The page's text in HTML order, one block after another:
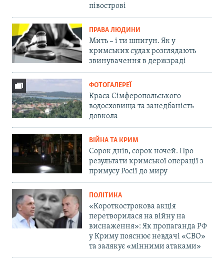
півострові
ПРАВА ЛЮДИНИ
Мить – і ти шпигун. Як у
кримських судах розглядають
звинувачення в держзраді
ФОТОГАЛЕРЕЇ
Краса Сімферопольського
водосховища та занедбаність
довкола
ВІЙНА ТА КРИМ
Сорок днів, сорок ночей. Про
результати кримської операції з
примусу Росії до миру
ПОЛІТИКА
«Короткострокова акція
перетворилася на війну на
виснаження»: Як пропаганда РФ
у Криму пояснює невдачі «СВО»
та залякує «мінними атаками»